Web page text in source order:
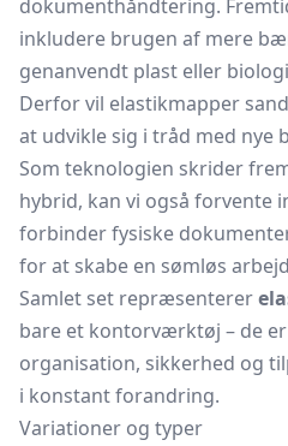
dokumenthåndtering.
inkludere brugen af mere
genanvendt plast eller
Derfor vil elastikmapper
at udvikle sig i tråd med nye
Som teknologien skrider
hybrid, kan vi også forvente
forbinder fysiske
for at skabe en sømløs
Samlet set repræsenterer
bare et kontorværktøj – de
organisation, sikkerhed og
i konstant forandring.
Variationer og typer